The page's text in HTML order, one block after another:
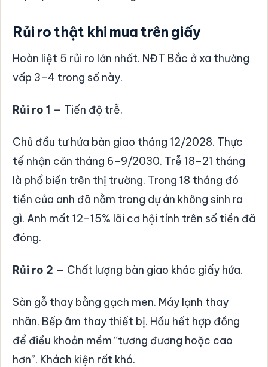
Rủi ro thật khi mua trên giấy
Hoàn liệt 5 rủi ro lớn nhất. NĐT Bắc ở xa thường
vấp 3–4 trong số này.
Rủi ro 1 — Tiến độ trễ.
Chủ đầu tư hứa bàn giao tháng 12/2028. Thực
tế nhận căn tháng 6–9/2030. Trễ 18–21 tháng
là phổ biến trên thị trường. Trong 18 tháng đó
tiền của anh đã nằm trong dự án không sinh ra
gì. Anh mất 12–15% lãi cơ hội tính trên số tiền đã
đóng.
Rủi ro 2 — Chất lượng bàn giao khác giấy hứa.
Sàn gỗ thay bằng gạch men. Máy lạnh thay
nhãn. Bếp âm thay thiết bị. Hầu hết hợp đồng
để điều khoản mềm “tương đương hoặc cao
hơn”. Khách kiện rất khó.